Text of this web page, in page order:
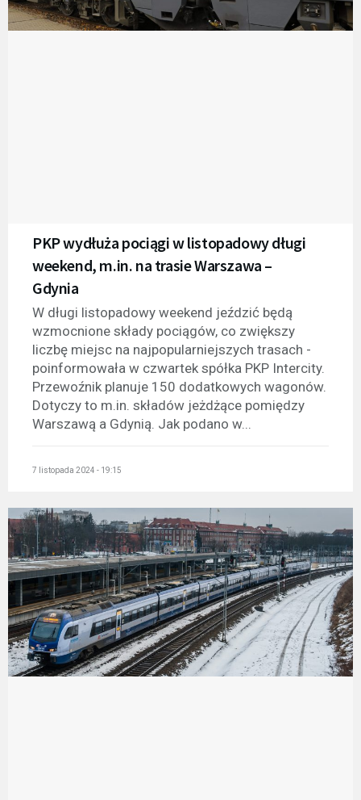
PKP wydłuża pociągi w listopadowy długi
weekend, m.in. na trasie Warszawa –
Gdynia
W długi listopadowy weekend jeździć będą
wzmocnione składy pociągów, co zwiększy
liczbę miejsc na najpopularniejszych trasach -
poinformowała w czwartek spółka PKP Intercity.
Przewoźnik planuje 150 dodatkowych wagonów.
Dotyczy to m.in. składów jeżdżące pomiędzy
Warszawą a Gdynią. Jak podano w...
7 listopada 2024 - 19:15